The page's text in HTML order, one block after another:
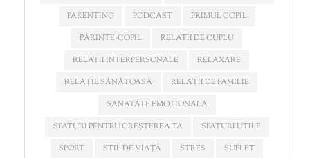
PARENTING
PODCAST
PRIMUL COPIL
PĂRINTE-COPIL
RELATII DE CUPLU
RELATII INTERPERSONALE
RELAXARE
RELAȚIE SĂNĂTOASĂ
RELAȚII DE FAMILIE
SANATATE EMOTIONALA
SFATURI PENTRU CREȘTEREA TA
SFATURI UTILE
SPORT
STIL DE VIAȚĂ STRES
SUFLET